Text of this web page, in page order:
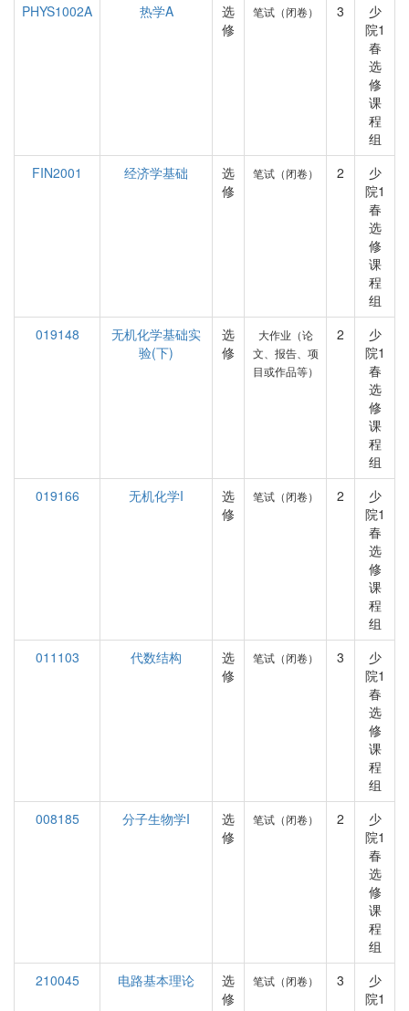
PHYS1002A
热学A
选
修
笔试（闭卷） 3
少
院1
春
选
修
课
程
组
FIN2001
经济学基础
选
修
笔试（闭卷） 2
少
院1
春
选
修
课
程
组
019148
无机化学基础实
验(下)
选
修
大作业（论
文、报告、项
目或作品等）
2
少
院1
春
选
修
课
程
组
019166
无机化学I
选
修
笔试（闭卷） 2
少
院1
春
选
修
课
程
组
011103
代数结构
选
修
笔试（闭卷） 3
少
院1
春
选
修
课
程
组
008185
分子生物学I
选
修
笔试（闭卷） 2
少
院1
春
选
修
课
程
组
210045
电路基本理论
选
修
笔试（闭卷） 3
少
院1